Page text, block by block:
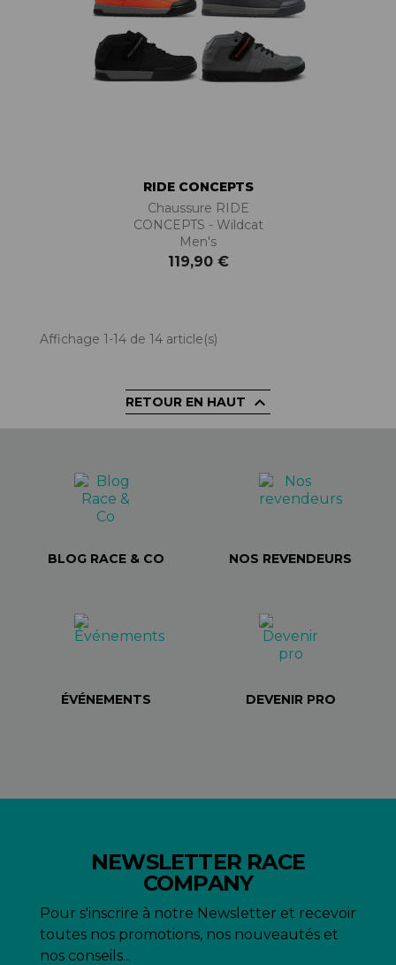
RIDE CONCEPTS
Chaussure RIDE
CONCEPTS - Wildcat
Men's
119,90 €
Affichage 1-14 de 14 article(s)
RETOUR EN HAUT 
BLOG RACE & CO NOS REVENDEURS
ÉVÉNEMENTS DEVENIR PRO
NEWSLETTER RACE
COMPANY
Pour s'inscrire à notre Newsletter et recevoir
toutes nos promotions, nos nouveautés et
nos conseils...